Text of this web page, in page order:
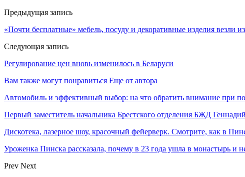
Предыдущая запись
«Почти бесплатные» мебель, посуду и декоративные изделия везли
Следующая запись
Регулирование цен вновь изменилось в Беларуси
Вам также могут понравиться Еще от автора
Автомобиль и эффективный выбор: на что обратить внимание при
Первый заместитель начальника Брестского отделения БЖД
Дискотека, лазерное шоу, красочный фейерверк. Смотрите, как в
Уроженка Пинска рассказала, почему в 23 года ушла в монастырь и
Prev Next